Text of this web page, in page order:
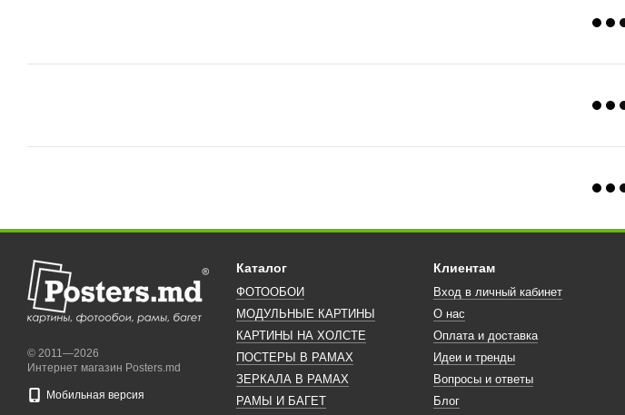
© 2011—2026
Интернет магазин Posters.md
Мобильная версия
Каталог
ФОТООБОИ
МОДУЛЬНЫЕ КАРТИНЫ
КАРТИНЫ НА ХОЛСТЕ
ПОСТЕРЫ В РАМАХ
ЗЕРКАЛА В РАМАХ
РАМЫ И БАГЕТ
Клиентам
Вход в личный кабинет
О нас
Оплата и доставка
Идеи и тренды
Вопросы и ответы
Блог